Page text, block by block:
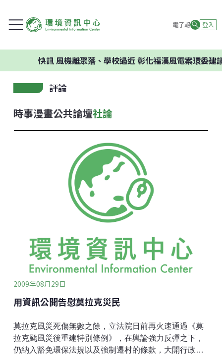
電子報 登入
快訊風機離聚落、學校過近 彰化福漢風電案環委建議不
評論
時事漫畫公共論壇社論
2009年08月29日
用資訊公開告慰莫拉克災民
莫拉克風災死傷無數之餘，立法院日前再火速通過《莫
拉克颱風災後重建特別條例》，在輿論強力反彈之下，
仍納入豁免環保法規以及強制遷村的條款，大開行政獨